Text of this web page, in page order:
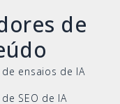
de
ensaios de IA
SEO de IA